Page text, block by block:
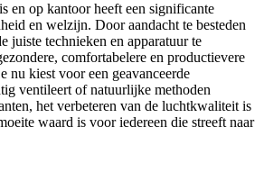
en op kantoor heeft een significante
en welzijn. Door aandacht te besteden
juiste technieken en apparatuur te
comfortabelere en productievere
nu kiest voor een geavanceerde
ventileert of natuurlijke methoden
het verbeteren van de luchtkwaliteit is
waard is voor iedereen die streeft naar